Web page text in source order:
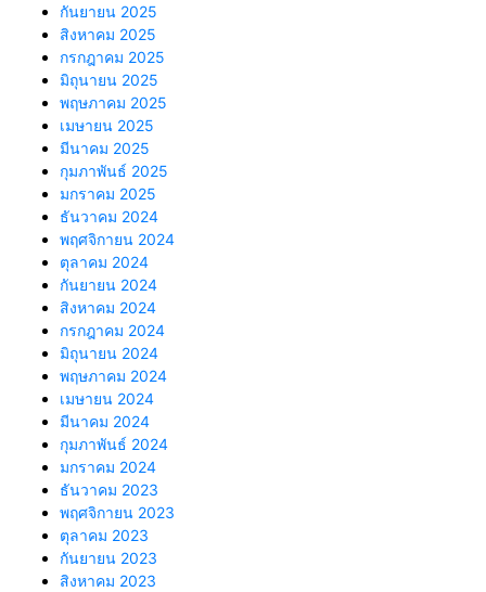
กันยายน 2025
สิงหาคม 2025
กรกฎาคม 2025
มิถุนายน 2025
พฤษภาคม 2025
เมษายน 2025
มีนาคม 2025
กุมภาพันธ์ 2025
มกราคม 2025
ธันวาคม 2024
พฤศจิกายน 2024
ตุลาคม 2024
กันยายน 2024
สิงหาคม 2024
กรกฎาคม 2024
มิถุนายน 2024
พฤษภาคม 2024
เมษายน 2024
มีนาคม 2024
กุมภาพันธ์ 2024
มกราคม 2024
ธันวาคม 2023
พฤศจิกายน 2023
ตุลาคม 2023
กันยายน 2023
สิงหาคม 2023